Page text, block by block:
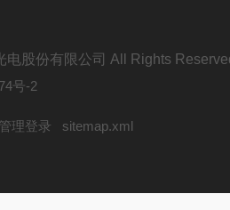
电股份有限公司 All Rights
号-2
管理登录 sitemap.xml